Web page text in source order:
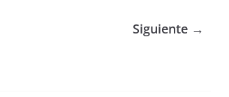
Siguiente →